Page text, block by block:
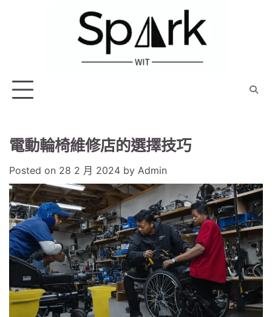
電動輪椅維修店的選擇技巧
Posted on 28 2 月 2024 by Admin